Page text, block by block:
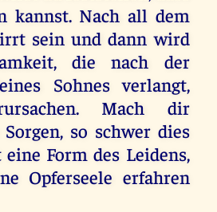
kannst. Nach all dem
sein und dann wird
die nach der
Sohnes verlangt,
Mach dir
so schwer dies
Form des Leidens,
Opferseele erfahren